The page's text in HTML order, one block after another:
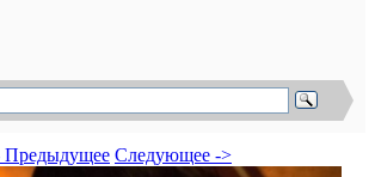
Предыдущее Следующее ->